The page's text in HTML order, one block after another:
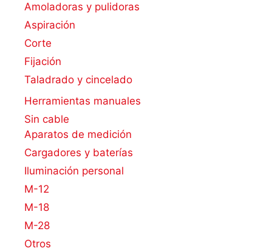
Amoladoras y pulidoras
Aspiración
Corte
Fijación
Taladrado y cincelado
Herramientas manuales
Sin cable
Aparatos de medición
Cargadores y baterías
Iluminación personal
M-12
M-18
M-28
Otros